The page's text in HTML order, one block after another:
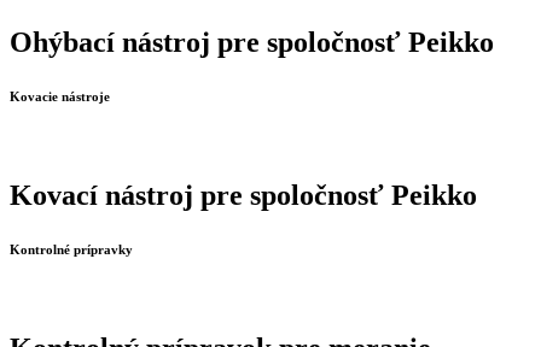
Ohýbací nástroj pre spoločnosť Peikko
Kovacie nástroje
Kovací nástroj pre spoločnosť Peikko
Kontrolné prípravky